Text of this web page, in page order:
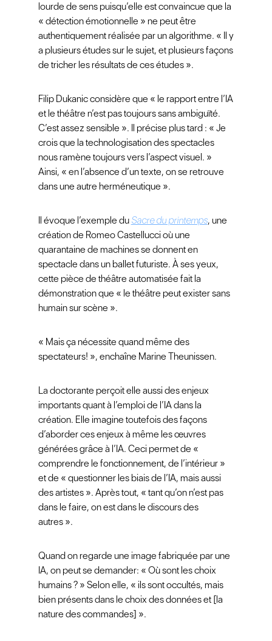
lourde de sens puisqu’elle est convaincue que la
« détection émotionnelle » ne peut être
authentiquement réalisée par un algorithme. « Il y
a plusieurs études sur le sujet, et plusieurs façons
de tricher les résultats de ces études ».
Filip Dukanic considère que « le rapport entre l’IA
et le théâtre n’est pas toujours sans ambiguïté.
C’est assez sensible ». Il précise plus tard : « Je
crois que la technologisation des spectacles
nous ramène toujours vers l’aspect visuel. »
Ainsi, « en l’absence d’un texte, on se retrouve
dans une autre herméneutique ».
Il évoque l’exemple du Sacre du printemps, une
création de Romeo Castellucci où une
quarantaine de machines se donnent en
spectacle dans un ballet futuriste. À ses yeux,
cette pièce de théâtre automatisée fait la
démonstration que « le théâtre peut exister sans
humain sur scène ».
« Mais ça nécessite quand même des
spectateurs! », enchaîne Marine Theunissen.
La doctorante perçoit elle aussi des enjeux
importants quant à l’emploi de l’IA dans la
création. Elle imagine toutefois des façons
d’aborder ces enjeux à même les œuvres
générées grâce à l’IA. Ceci permet de «
comprendre le fonctionnement, de l’intérieur »
et de « questionner les biais de l’IA, mais aussi
des artistes ». Après tout, « tant qu’on n’est pas
dans le faire, on est dans le discours des
autres ».
Quand on regarde une image fabriquée par une
IA, on peut se demander: « Où sont les choix
humains ? » Selon elle, « ils sont occultés, mais
bien présents dans le choix des données et [la
nature des commandes] ».